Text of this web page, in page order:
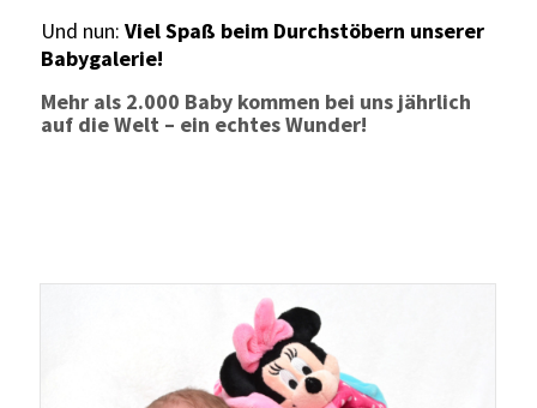
Und nun: Viel Spaß beim Durchstöbern unserer
Babygalerie!
Mehr als 2.000 Baby kommen bei uns jährlich
auf die Welt – ein echtes Wunder!